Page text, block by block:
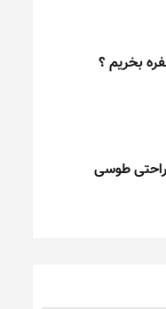
بخریم ؟
طوسی